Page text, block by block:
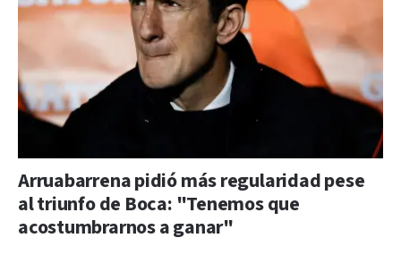
Arruabarrena pidió más regularidad pese
al triunfo de Boca: "Tenemos que
acostumbrarnos a ganar"